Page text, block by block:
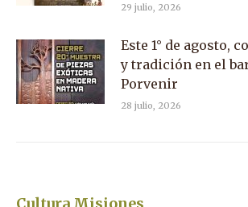
29 julio, 2026
Este 1° de agosto,
y tradición en el
Porvenir
28 julio, 2026